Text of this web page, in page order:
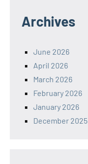
Archives
June 2026
April 2026
March 2026
February 2026
January 2026
December 2025